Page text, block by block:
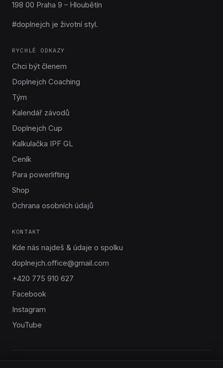
198 00 Praha 9 – Hloubětín
#doplnejch je životní styl.
RYCHLÉ ODKAZY
Chci být členem
Doplnejch Coaching
Tým
Kalendář závodů
Doplnejch Cup
Kalkulačka IPF GL
Ceník
Para powerlifting
Shop
Ochrana osobních údajů
KONTAKT
Kde nás najdeš & údaje o spolku
doplnejch.office@gmail.com
+420 775 910 627
Facebook
Instagram
YouTube